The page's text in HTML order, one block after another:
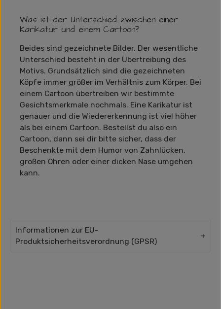
Was ist der Unterschied zwischen einer
Karikatur und einem Cartoon?
Beides sind gezeichnete Bilder. Der wesentliche
Unterschied besteht in der Übertreibung des
Motivs. Grundsätzlich sind die gezeichneten
Köpfe immer größer im Verhältnis zum Körper. Bei
einem Cartoon übertreiben wir bestimmte
Gesichtsmerkmale nochmals. Eine Karikatur ist
genauer und die Wiedererkennung ist viel höher
als bei einem Cartoon. Bestellst du also ein
Cartoon, dann sei dir bitte sicher, dass der
Beschenkte mit dem Humor von Zahnlücken,
großen Ohren oder einer dicken Nase umgehen
kann.
Informationen zur EU-
Produktsicherheitsverordnung (GPSR)